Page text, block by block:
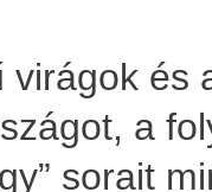
virágok és
a
sorait